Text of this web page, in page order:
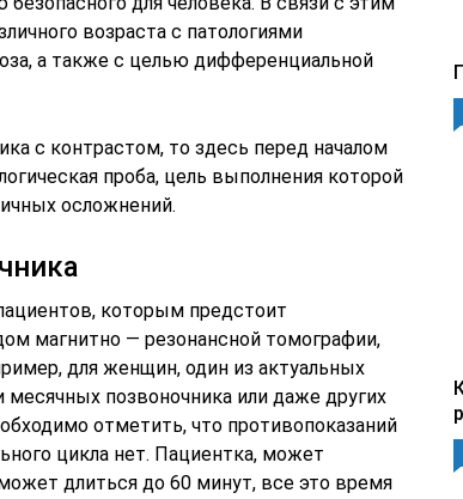
возраста с патологиями
а также с целью дифференциальной
с контрастом, то здесь перед началом
проба, цель выполнения которой
осложнений.
которым предстоит
магнитно — резонансной томографии,
для женщин, один из актуальных
позвоночника или даже других
отметить, что противопоказаний
цикла нет. Пациентка, может
длиться до 60 минут, все это время